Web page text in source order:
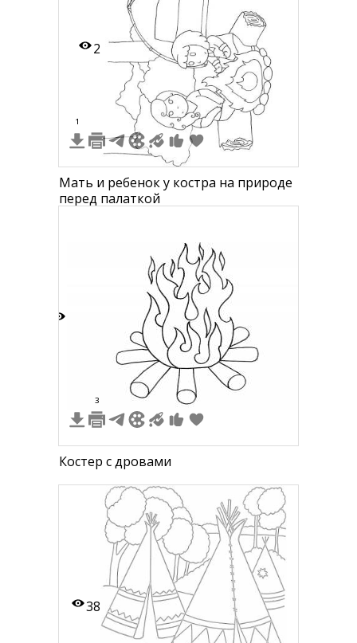
2
1
Мать и ребенок у костра на природе
перед палаткой
3
Костер с дровами
38